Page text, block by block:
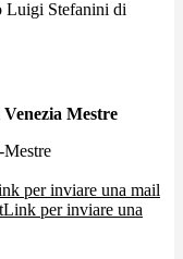
Luigi Stefanini di
Mestre
per inviare una mail
Link per inviare una